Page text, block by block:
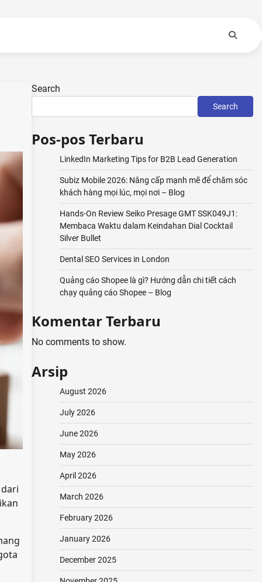
Search
Search
Pos-pos Terbaru
LinkedIn Marketing Tips for B2B Lead Generation
Subiz Mobile 2026: Nâng cấp mạnh mẽ để chăm sóc
khách hàng mọi lúc, mọi nơi – Blog
Hands-On Review Seiko Presage GMT SSK049J1:
Membaca Waktu dalam Keindahan Dial Cocktail
Silver Bullet
Dental SEO Services in London
Quảng cáo Shopee là gì? Hướng dẫn chi tiết cách
chạy quảng cáo Shopee – Blog
Komentar Terbaru
No comments to show.
Arsip
August 2026
July 2026
June 2026
May 2026
April 2026
March 2026
February 2026
January 2026
December 2025